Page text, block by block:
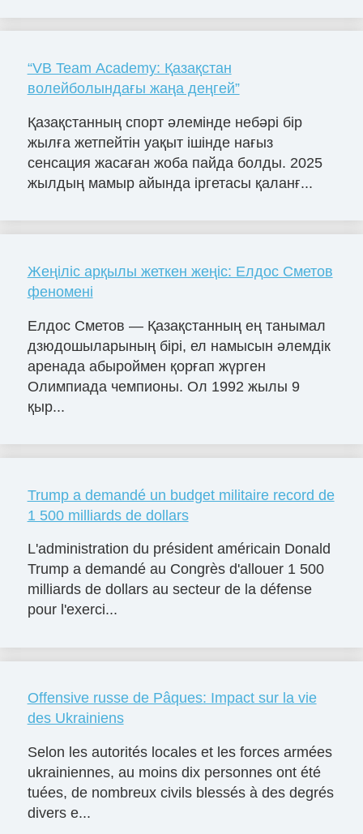
“VB Team Academy: Қазақстан
волейболындағы жаңа деңгей”
Қазақстанның спорт әлемінде небәрі бір
жылға жетпейтін уақыт ішінде нағыз
сенсация жасаған жоба пайда болды. 2025
жылдың мамыр айында іргетасы қаланғ...
Жеңіліс арқылы жеткен жеңіс: Елдос Сметов
феномені
Елдос Сметов — Қазақстанның ең танымал
дзюдошыларының бірі, ел намысын әлемдік
аренада абыроймен қорғап жүрген
Олимпиада чемпионы. Ол 1992 жылы 9
қыр...
Trump a demandé un budget militaire record de
1 500 milliards de dollars
L'administration du président américain Donald
Trump a demandé au Congrès d'allouer 1 500
milliards de dollars au secteur de la défense
pour l'exerci...
Offensive russe de Pâques: Impact sur la vie
des Ukrainiens
Selon les autorités locales et les forces armées
ukrainiennes, au moins dix personnes ont été
tuées, de nombreux civils blessés à des degrés
divers e...